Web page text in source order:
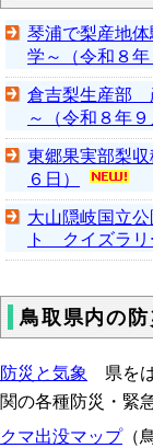
琴浦で梨産地
学～（令和８年
倉吉梨生産部
～（令和８年９
東郷果実部梨
６日）
大山隠岐国立
ト クイズラリ
鳥取県内の
防災と気象
県を
関の各種防災・緊
クマ出没マップ（